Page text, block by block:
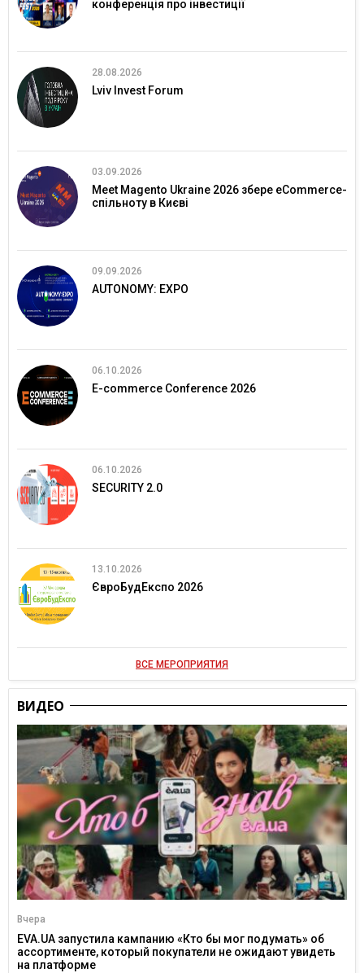
конференція про інвестиції
28.08.2026
Lviv Invest Forum
03.09.2026
Meet Magento Ukraine 2026 збере eCommerce-
спільноту в Києві
09.09.2026
AUTONOMY: EXPO
06.10.2026
E-commerce Conference 2026
06.10.2026
SECURITY 2.0
13.10.2026
ЄвроБудЕкспо 2026
ВСЕ МЕРОПРИЯТИЯ
ВИДЕО
Вчера
EVA.UA запустила кампанию «Кто бы мог подумать» об
ассортименте, который покупатели не ожидают увидеть
на платформе